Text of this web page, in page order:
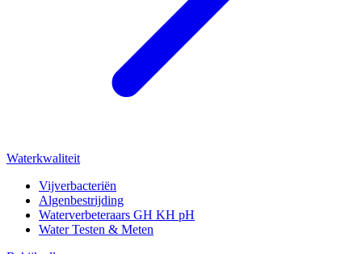
Waterkwaliteit
Vijverbacteriën
Algenbestrijding
Waterverbeteraars GH KH pH
Water Testen & Meten